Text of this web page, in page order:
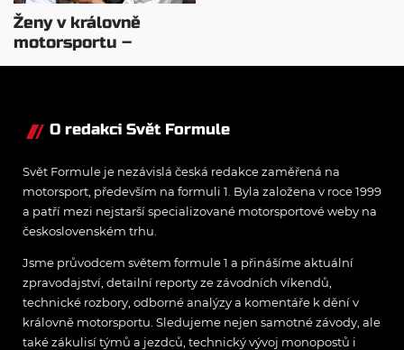
Ženy v královně
motorsportu –
Giovanna Amati
O redakci Svět Formule
Svět Formule je nezávislá česká redakce zaměřená na
motorsport, především na formuli 1. Byla založena v roce 1999
a patří mezi nejstarší specializované motorsportové weby na
československém trhu.
Jsme průvodcem světem formule 1 a přinášíme aktuální
zpravodajství, detailní reporty ze závodních víkendů,
technické rozbory, odborné analýzy a komentáře k dění v
královně motorsportu. Sledujeme nejen samotné závody, ale
také zákulisí týmů a jezdců, technický vývoj monopostů i